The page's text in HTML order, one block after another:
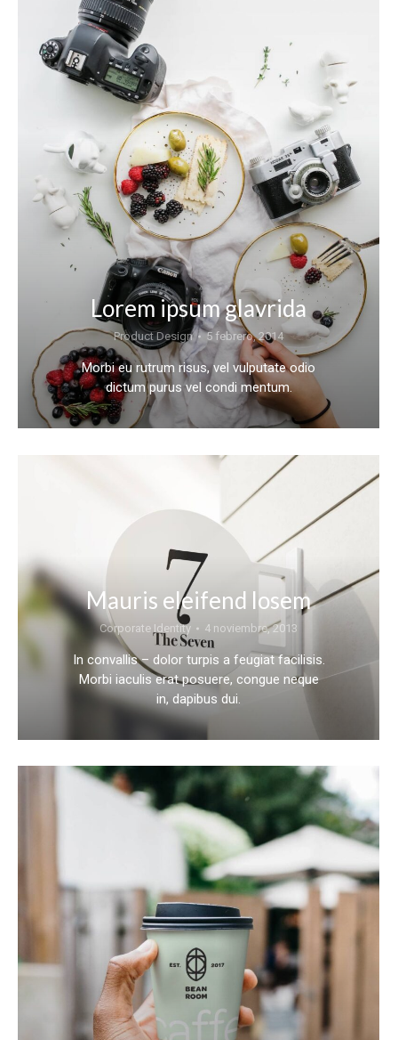
Lorem ipsum glavrida
Product Design 5 febrero, 2014
Morbi eu rutrum risus, vel vulputate odio
dictum purus vel condi mentum.
Mauris eleifend losem
Corporate Identity 4 noviembre, 2013
In convallis – dolor turpis a feugiat facilisis.
Morbi iaculis erat posuere, congue neque
in, dapibus dui.